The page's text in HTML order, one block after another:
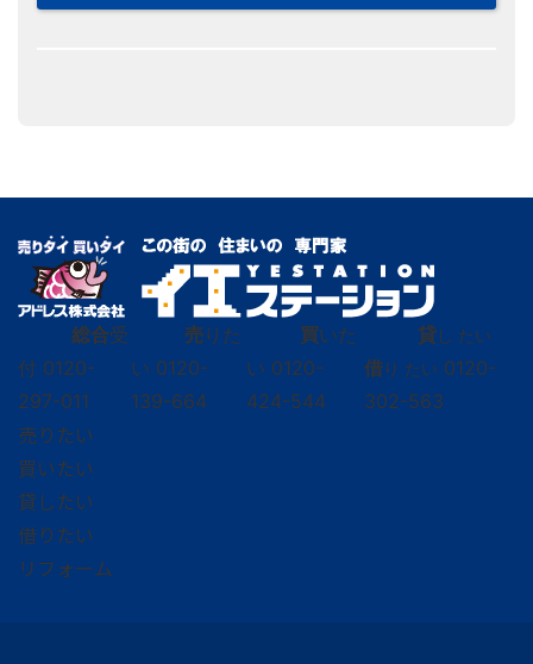
総合受
付 0120-
297-011
売りた
い 0120-
139-664
買いた
い 0120-
424-544
貸し たい
借り たい 0120-
302-563
売りたい
買いたい
貸したい
借りたい
リフォーム